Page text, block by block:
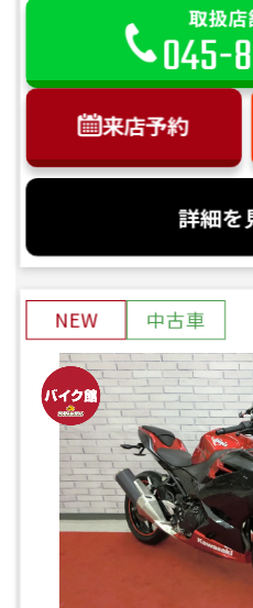
取扱
045-
来店予約
詳細を
NEW 中古車